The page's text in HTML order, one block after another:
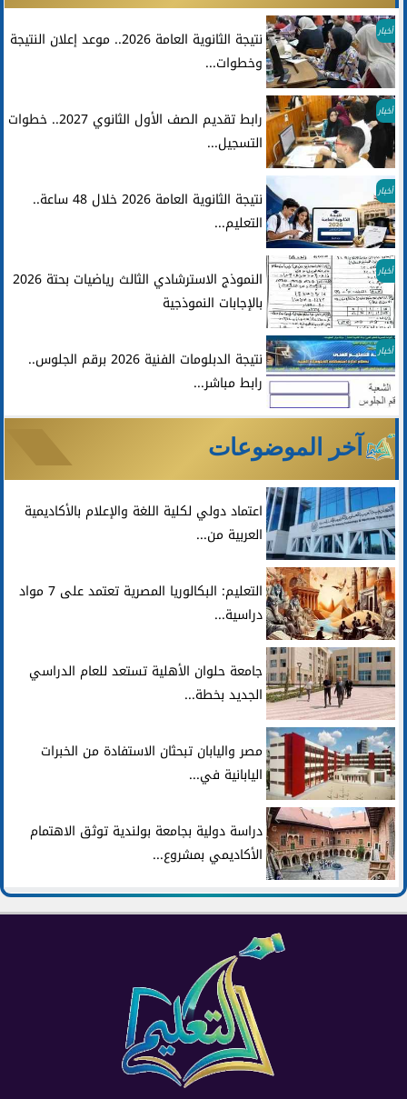
أخبار
نتيجة الثانوية العامة 2026.. موعد إعلان النتيجة
وخطوات...
أخبار
رابط تقديم الصف الأول الثانوي 2027.. خطوات
التسجيل...
أخبار
نتيجة الثانوية العامة 2026 خلال 48 ساعة..
التعليم...
أخبار
النموذج الاسترشادي الثالث رياضيات بحتة 2026
بالإجابات النموذجية
أخبار
نتيجة الدبلومات الفنية 2026 برقم الجلوس..
رابط مباشر...
آخر الموضوعات
اعتماد دولي لكلية اللغة والإعلام بالأكاديمية
العربية من...
التعليم: البكالوريا المصرية تعتمد على 7 مواد
دراسية...
جامعة حلوان الأهلية تستعد للعام الدراسي
الجديد بخطة...
مصر واليابان تبحثان الاستفادة من الخبرات
اليابانية في...
دراسة دولية بجامعة بولندية توثق الاهتمام
الأكاديمي بمشروع...